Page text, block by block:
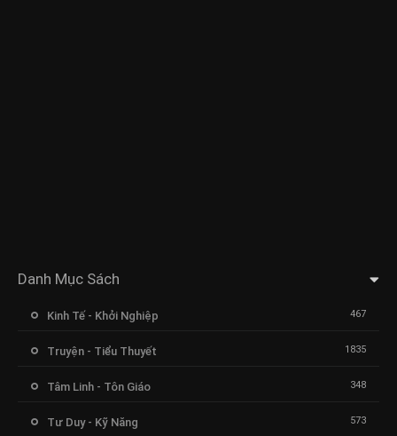
Danh Mục Sách
Kinh Tế - Khởi Nghiệp 467
Truyện - Tiểu Thuyết 1835
Tâm Linh - Tôn Giáo 348
Tư Duy - Kỹ Năng 573